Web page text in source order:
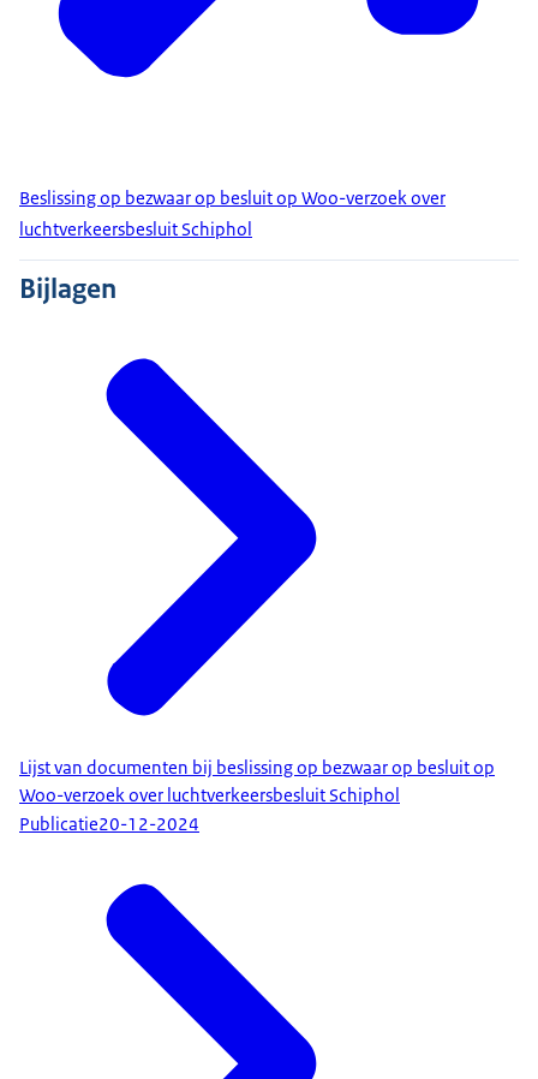
Beslissing op bezwaar op besluit op Woo-verzoek over
luchtverkeersbesluit Schiphol
Bijlagen
Lijst van documenten bij beslissing op bezwaar op besluit op
Woo-verzoek over luchtverkeersbesluit Schiphol
Publicatie20-12-2024